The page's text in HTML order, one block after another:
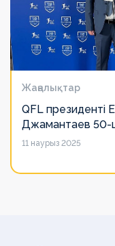
Жаңалықтар
QFL президенті
Джамантаев 50-
лигалар Бас
11 наурыз 2025